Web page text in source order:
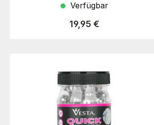
Verfügbar
Regulärer Preis:
19,95 €